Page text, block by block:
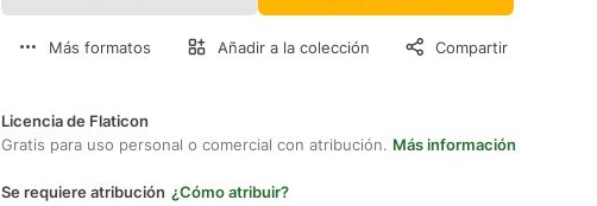
Más formatos Añadir a la colección Compartir
Licencia de Flaticon
Gratis para uso personal o comercial con atribución. Más información
Se requiere atribución ¿Cómo atribuir?